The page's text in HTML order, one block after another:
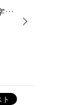
私好みのアルミホイールが入荷。 ホクトレーシング・零式ｓ！ 今回は箱に書いてる字が私好みと言う事で箱のご紹介でした。 装着画像は次回のお楽しみです！